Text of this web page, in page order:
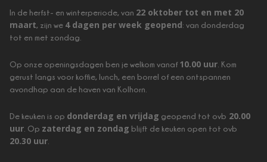
In de herfst- en winterperiode, van 22 oktober tot en met 20
maart , zijn we 4 dagen per week geopend: van donderdag
tot en met zondag.
Op onze openingsdagen ben je welkom vanaf 10.00 uur . Kom
gerust langs voor koffie, lunch, een borrel of een ontspannen
avondhap aan de haven van Kolhorn.
De keuken is op donderdag en vrijdag geopend tot ovb 20.00
uur . Op zaterdag en zondag blijft de keuken open tot ovb
20.30 uur